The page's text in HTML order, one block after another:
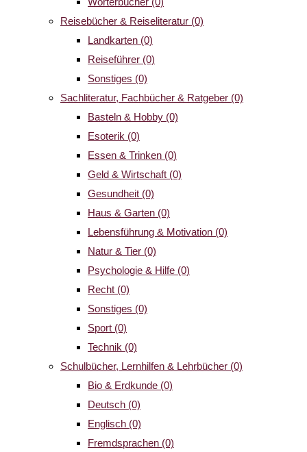
Reisebücher & Reiseliteratur (0)
Landkarten (0)
Reiseführer (0)
Sonstiges (0)
Sachliteratur, Fachbücher & Ratgeber (0)
Basteln & Hobby (0)
Esoterik (0)
Essen & Trinken (0)
Geld & Wirtschaft (0)
Gesundheit (0)
Haus & Garten (0)
Lebensführung & Motivation (0)
Natur & Tier (0)
Psychologie & Hilfe (0)
Recht (0)
Sonstiges (0)
Sport (0)
Technik (0)
Schulbücher, Lernhilfen & Lehrbücher (0)
Bio & Erdkunde (0)
Deutsch (0)
Englisch (0)
Fremdsprachen (0)